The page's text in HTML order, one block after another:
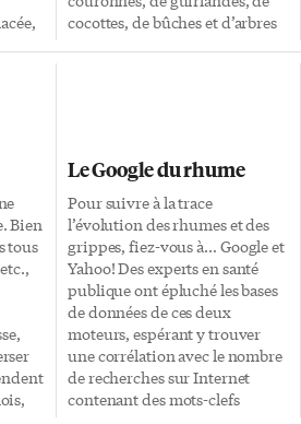
et
et
cocottes, de bûches et d’arbres
fruits ou un plum pudding.
Une femme au large sourire
affiche de toute évidence sa
satisfaction d’avoir enfin
trouvé ses petits bonhommes
en pain d’épice. Nicole […]
Bien
tous
Le Google du rhume
Pour suivre à la trace
l’évolution des rhumes et des
grippes, fiez-vous à… Google et
Yahoo! Des experts en santé
publique ont épluché les bases
de données de ces deux
moteurs, espérant y trouver
une corrélation avec le nombre
de recherches sur Internet
contenant des mots-clefs